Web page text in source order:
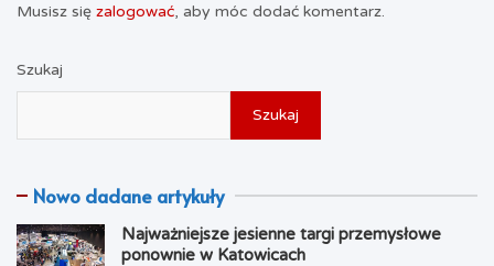
Musisz się zalogować, aby móc dodać komentarz.
Szukaj
Szukaj
Nowo dadane artykuły
Najważniejsze jesienne targi przemysłowe
ponownie w Katowicach